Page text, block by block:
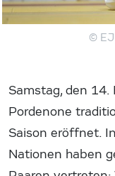
©
Samstag, den 14.
Pordenone
Saison eröffnet.
Nationen haben